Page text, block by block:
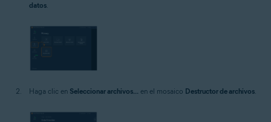
datos.
Haga clic en Seleccionar archivos... en el mosaico Destructor de archivos